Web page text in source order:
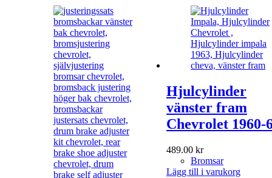
Hjulcylinder
vänster fram
Chevrolet 1960-
489.00 kr
Bromsar
Lägg till i varukorg